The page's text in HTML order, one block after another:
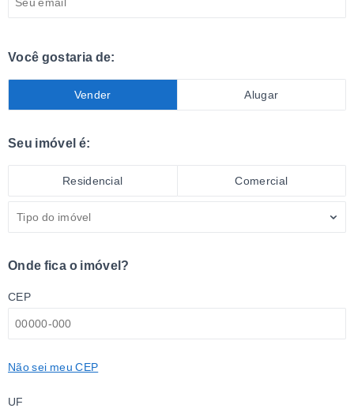
Você gostaria de:
Vender Alugar
Seu imóvel é:
Residencial Comercial
Tipo do imóvel
Onde fica o imóvel?
CEP
Não sei meu CEP
UF